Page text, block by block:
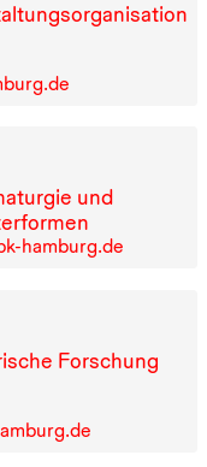
und
hamburg.de
Forschung